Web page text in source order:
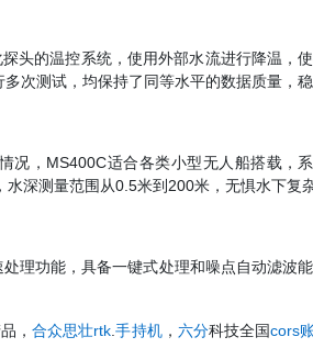
头的温控系统，使用外部水流进行降温，
次测试，均保持了同等水平的数据质量，
况，MS400C适合各类小型无人船搭载，
深测量范围从0.5米到200米，无惧水下复
理功能，具备一键式处理和噪点自动滤波
，合众思壮rtk .手持机， 六分科技全国cors